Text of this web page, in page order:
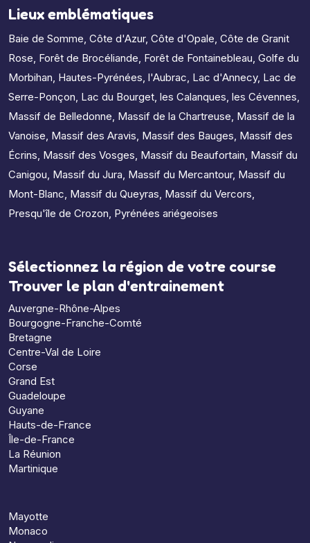
Lieux emblématiques
Baie de Somme, Côte d'Azur, Côte d'Opale, Côte de Granit
Rose, Forêt de Brocéliande, Forêt de Fontainebleau, Golfe du
Morbihan, Hautes-Pyrénées, l'Aubrac, Lac d'Annecy, Lac de
Serre-Ponçon, Lac du Bourget, les Calanques, les Cévennes,
Massif de Belledonne, Massif de la Chartreuse, Massif de la
Vanoise, Massif des Aravis, Massif des Bauges, Massif des
Écrins, Massif des Vosges, Massif du Beaufortain, Massif du
Canigou, Massif du Jura, Massif du Mercantour, Massif du
Mont-Blanc, Massif du Queyras, Massif du Vercors,
Presqu'île de Crozon, Pyrénées ariégeoises
Sélectionnez la région de votre course
Trouver le plan d'entrainement
Auvergne-Rhône-Alpes
Bourgogne-Franche-Comté
Bretagne
Centre-Val de Loire
Corse
Grand Est
Guadeloupe
Guyane
Hauts-de-France
Île-de-France
La Réunion
Martinique
Mayotte
Monaco